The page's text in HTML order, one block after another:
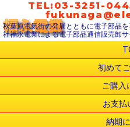
TEL:03-3251-
秋葉原電気街の発展とともに電子部品
社福永電業による電子部品通信販売卸サ
初めて
ご購入
お支払
納期